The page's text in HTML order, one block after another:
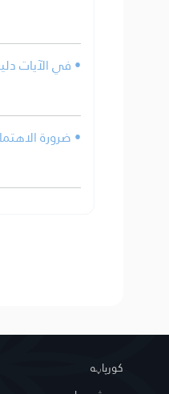
• في الآيات
• ضرورة
کور‌پاڼه